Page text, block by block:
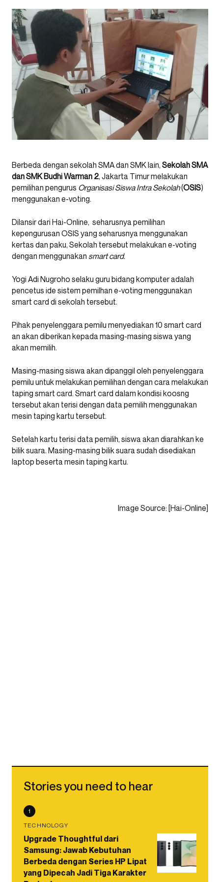
Berbeda dengan sekolah SMA dan SMK lain, Sekolah SMA
dan SMK Budhi Warman 2, Jakarta Timur melakukan
pemilihan pengurus Organisasi Siswa Intra Sekolah(OSIS)
menggunakan e-voting.
Dilansir dari Hai-Online, seharusnya pemilihan
kepengurusan OSIS yang seharusnya menggunakan
kertas dan paku, Sekolah tersebut melakukan e-voting
dengan menggunakan smart card.
Yogi Adi Nugroho selaku guru bidang komputer adalah
pencetus ide sistem pemilhan e-voting menggunakan
smart card di sekolah tersebut.
Pihak penyelenggara pemilu menyediakan 10 smart card
an akan diberikan kepada masing-masing siswa yang
akan memilih.
Masing-masing siswa akan dipanggil oleh penyelenggara
pemilu untuk melakukan pemilihan dengan cara melakukan
taping smart card. Smart card dalam kondisi koosng
tersebut akan terisi dengan data pemilih menggunakan
mesin taping kartu tersebut.
Setelah kartu terisi data pemilih, siswa akan diarahkan ke
bilik suara. Masing-masing bilik suara sudah disediakan
laptop beserta mesin taping kartu.
Image Source: [Hai-Online]
Stories you need to hear
1
TECHNOLOGY
Upgrade Thoughtful dari
Samsung: Jawab Kebutuhan
Berbeda dengan Series HP Lipat
yang Dipecah Jadi Tiga Karakter